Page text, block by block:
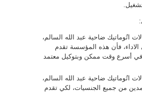
اتُوماتيك ضاحية عبد الله السالم،
الاداء، فأن هذه المؤسسة تقدم
أسرع وقت ممكن وبتوكيل معتمد
اتُوماتيك ضاحية عبد الله السالم،
من جميع الجنسيات، لكي تقدم